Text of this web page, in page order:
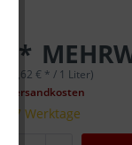
*
(4,62 € * / 1 Liter)
Versandkosten
7 Werktage